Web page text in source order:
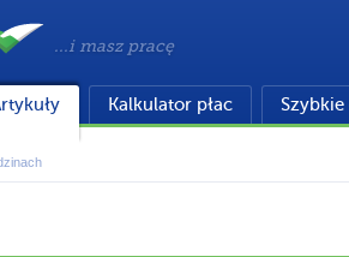
...i masz pracę
Kalkulator płac Szybkie